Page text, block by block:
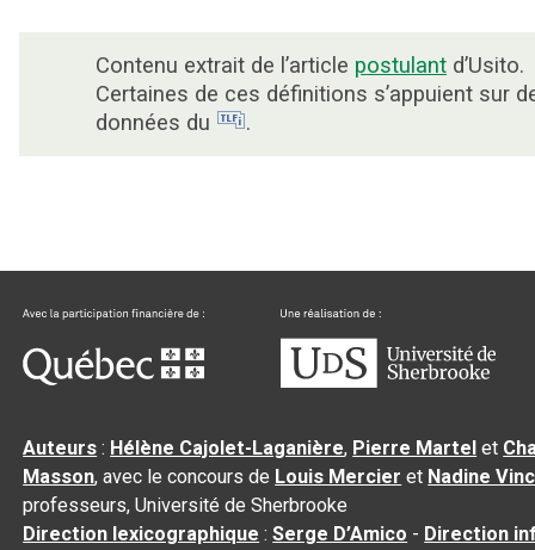
Contenu extrait de l’article postulant d’Usito.
Certaines de ces définitions s’appuient sur
données du
.
Auteurs : Hélène Cajolet-Laganière, Pierre Martel et
Masson, avec le concours de Louis Mercier et Nadine
professeurs, Université de Sherbrooke
Direction lexicographique :Serge D’Amico - Direction